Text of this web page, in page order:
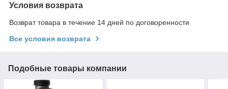
Условия возврата
Возврат товара в течение 14 дней по договоренности
Все условия возврата
Подобные товары компании